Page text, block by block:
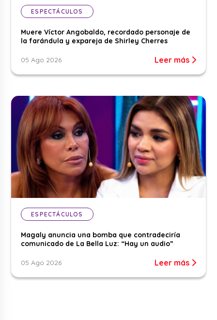
ESPECTÁCULOS
Muere Víctor Angobaldo, recordado personaje de
la farándula y expareja de Shirley Cherres
05 Ago 2026 Leer más
ESPECTÁCULOS
Magaly anuncia una bomba que contradeciría
comunicado de La Bella Luz: “Hay un audio”
05 Ago 2026 Leer más